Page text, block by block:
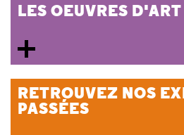
LES OEUVRES
RETROUVEZ NOS
PASSÉES